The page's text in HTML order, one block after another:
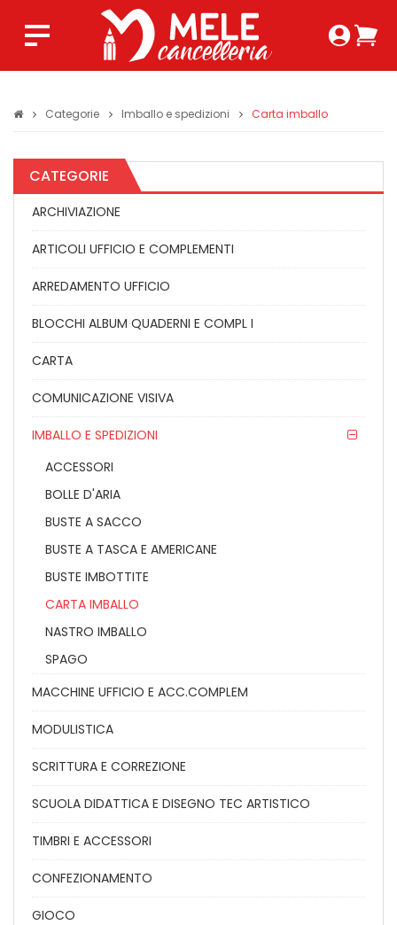
Login
Categorie Imballo e spedizioni Carta imballo
CATEGORIE
ARCHIVIAZIONE
ARTICOLI UFFICIO E COMPLEMENTI
ARREDAMENTO UFFICIO
BLOCCHI ALBUM QUADERNI E COMPL I
CARTA
COMUNICAZIONE VISIVA
IMBALLO E SPEDIZIONI
ACCESSORI
BOLLE D'ARIA
BUSTE A SACCO
BUSTE A TASCA E AMERICANE
BUSTE IMBOTTITE
CARTA IMBALLO
NASTRO IMBALLO
SPAGO
MACCHINE UFFICIO E ACC.COMPLEM
MODULISTICA
SCRITTURA E CORREZIONE
SCUOLA DIDATTICA E DISEGNO TEC ARTISTICO
TIMBRI E ACCESSORI
CONFEZIONAMENTO
GIOCO